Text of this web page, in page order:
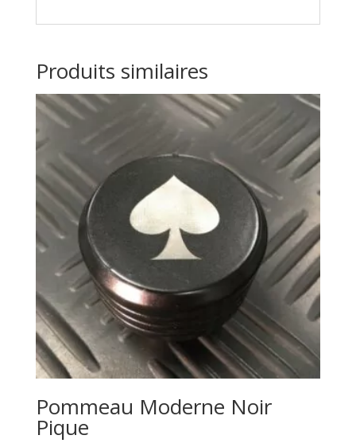
Produits similaires
Pommeau Moderne Noir
Pique